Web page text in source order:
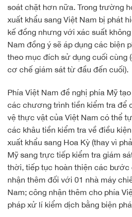
soát chặt hơn nữa. Trong trường
xuất khẩu sang Việt Nam bị phát
kế đồng nhưng với xác suất
Nam đồng ý sẽ áp dụng các biện
theo mục đích sử dụng cuối cùng
cơ chế giám sát từ đầu đến cuối).
Phía Việt Nam đề nghị phía Mỹ
các chương trình tiền kiểm tra để
vệ thực vật của Việt Nam có thể
các khâu tiền kiểm tra về điều
xuất khẩu sang Hoa Kỳ (thay vì
Mỹ sang trực tiếp kiểm tra giám
thời, tiếp tục hoàn thiện các bước
nhận thêm đối với 01 nhà máy
Nam; công nhận thêm cho phía
pháp xử lí kiểm dịch bằng biện